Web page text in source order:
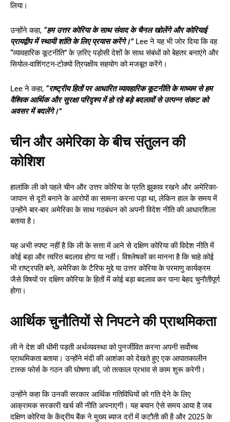
लिया।
उन्होंने कहा, “हम उत्तर कोरिया के साथ संवाद के चैनल खोलेंगे और कोरियाई
प्रायद्वीप में स्थायी शांति के लिए प्रयास करेंगे।”Lee ने यह भी जोर दिया कि वह
“व्यावहारिक कूटनीति” के ज़रिए पड़ोसी देशों के साथ संबंधों को बेहतर बनाएंगे और
सियोल-वाशिंगटन-टोक्यो त्रिपक्षीय सहयोग को मजबूत करेंगे।
Lee ने कहा, “राष्ट्रीय हितों पर आधारित व्यावहारिक कूटनीति के माध्यम से हम
वैश्विक आर्थिक और सुरक्षा परिदृश्य में हो रहे बड़े बदलावों से उत्पन्न संकट को
अवसर में बदलेंगे।”
चीन और अमेरिका के बीच संतुलन की
कोशिश
हालांकि ली को पहले चीन और उत्तर कोरिया के प्रति झुकाव रखने और अमेरिका-
जापान से दूरी बनाने के आरोपों का सामना करना पड़ा था, लेकिन हाल के समय में
उन्होंने बार-बार अमेरिका के साथ गठबंधन को अपनी विदेश नीति की आधारशिला
बताया है।
यह अभी स्पष्ट नहीं है कि ली के सत्ता में आने से दक्षिण कोरिया की विदेश नीति में
कोई बड़ा और त्वरित बदलाव होगा या नहीं। विश्लेषकों का मानना है कि चाहे कोई
भी राष्ट्रपति बने, अमेरिका के टैरिफ मुद्दे या उत्तर कोरिया के परमाणु कार्यक्रम
जैसे विषयों पर दक्षिण कोरिया के हितों में कोई बड़ा बदलाव कर पाना बेहद चुनौतीपूर्ण
होगा।
आर्थिक चुनौतियों से निपटने की प्राथमिकता
ली ने देश की धीमी पड़ती अर्थव्यवस्था को पुनर्जीवित करना अपनी सर्वोच्च
प्राथमिकता बताया। उन्होंने मंदी की आशंका को देखते हुए एक आपातकालीन
टास्क फोर्स के गठन की घोषणा की, जो तत्काल प्रभाव से काम शुरू करेगी।
उन्होंने कहा कि उनकी सरकार आर्थिक गतिविधियों को गति देने के लिए
आक्रामक सरकारी खर्च की नीति अपनाएगी। यह बयान ऐसे समय आया है जब
दक्षिण कोरिया के केंद्रीय बैंक ने मुख्य ब्याज दरों में कटौती की है और 2025 के